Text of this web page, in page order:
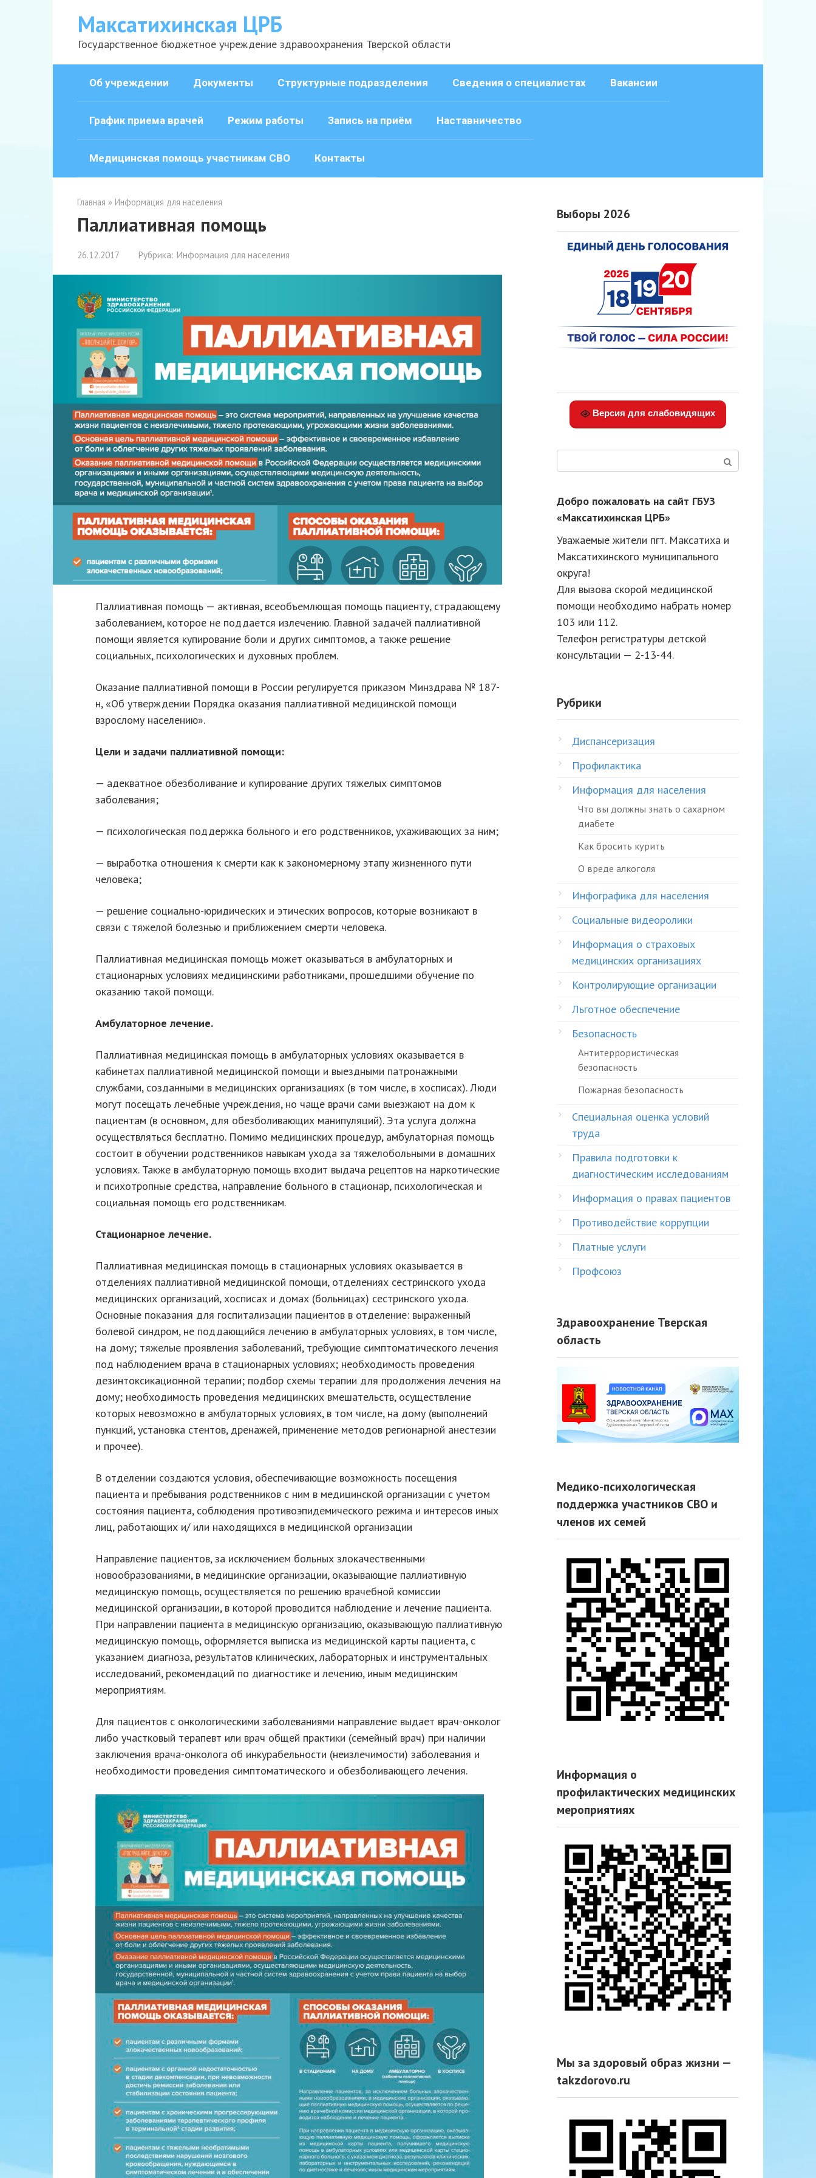
Максатихинская ЦРБ
Государственное бюджетное учреждение здравоохранения Тверской области
Об учреждении Документы Структурные подразделения Сведения о специалистах Вакансии
График приема врачей Режим работы Запись на приём Наставничество
Медицинская помощь участникам СВО Контакты
Главная » Информация для населения
Паллиативная помощь
26.12.2017 Рубрика: Информация для населения
Паллиативная помощь — активная, всеобъемлющая помощь пациенту, страдающему
заболеванием, которое не поддается излечению. Главной задачей паллиативной
помощи является купирование боли и других симптомов, а также решение
социальных, психологических и духовных проблем.
Оказание паллиативной помощи в России регулируется приказом Минздрава № 187-
н, «Об утверждении Порядка оказания паллиативной медицинской помощи
взрослому населению».
Цели и задачи паллиативной помощи:
— адекватное обезболивание и купирование других тяжелых симптомов
заболевания;
— психологическая поддержка больного и его родственников, ухаживающих за ним;
— выработка отношения к смерти как к закономерному этапу жизненного пути
человека;
— решение социально-юридических и этических вопросов, которые возникают в
связи с тяжелой болезнью и приближением смерти человека.
Паллиативная медицинская помощь может оказываться в амбулаторных и
стационарных условиях медицинскими работниками, прошедшими обучение по
оказанию такой помощи.
Амбулаторное лечение.
Паллиативная медицинская помощь в амбулаторных условиях оказывается в
кабинетах паллиативной медицинской помощи и выездными патронажными
службами, созданными в медицинских организациях (в том числе, в хосписах). Люди
могут посещать лечебные учреждения, но чаще врачи сами выезжают на дом к
пациентам (в основном, для обезболивающих манипуляций). Эта услуга должна
осуществляться бесплатно. Помимо медицинских процедур, амбулаторная помощь
состоит в обучении родственников навыкам ухода за тяжелобольными в домашних
условиях. Также в амбулаторную помощь входит выдача рецептов на наркотические
и психотропные средства, направление больного в стационар, психологическая и
социальная помощь его родственникам.
Стационарное лечение.
Паллиативная медицинская помощь в стационарных условиях оказывается в
отделениях паллиативной медицинской помощи, отделениях сестринского ухода
медицинских организаций, хосписах и домах (больницах) сестринского ухода.
Основные показания для госпитализации пациентов в отделение: выраженный
болевой синдром, не поддающийся лечению в амбулаторных условиях, в том числе,
на дому; тяжелые проявления заболеваний, требующие симптоматического лечения
под наблюдением врача в стационарных условиях; необходимость проведения
дезинтоксикационной терапии; подбор схемы терапии для продолжения лечения на
дому; необходимость проведения медицинских вмешательств, осуществление
которых невозможно в амбулаторных условиях, в том числе, на дому (выполнений
пункций, установка стентов, дренажей, применение методов регионарной анестезии
и прочее).
В отделении создаются условия, обеспечивающие возможность посещения
пациента и пребывания родственников с ним в медицинской организации с учетом
состояния пациента, соблюдения противоэпидемического режима и интересов иных
лиц, работающих и/ или находящихся в медицинской организации
Направление пациентов, за исключением больных злокачественными
новообразованиями, в медицинские организации, оказывающие паллиативную
медицинскую помощь, осуществляется по решению врачебной комиссии
медицинской организации, в которой проводится наблюдение и лечение пациента.
При направлении пациента в медицинскую организацию, оказывающую паллиативную
медицинскую помощь, оформляется выписка из медицинской карты пациента, с
указанием диагноза, результатов клинических, лабораторных и инструментальных
исследований, рекомендаций по диагностике и лечению, иным медицинским
мероприятиям.
Для пациентов с онкологическими заболеваниями направление выдает врач-онколог
либо участковый терапевт или врач общей практики (семейный врач) при наличии
заключения врача-онколога об инкурабельности (неизлечимости) заболевания и
необходимости проведения симптоматического и обезболивающего лечения.
Выборы 2026
Версия для слабовидящих
Добро пожаловать на сайт ГБУЗ
«Максатихинская ЦРБ»
Уважаемые жители пгт. Максатиха и
Максатихинского муниципального
округа!
Для вызова скорой медицинской
помощи необходимо набрать номер
103 или 112.
Телефон регистратуры детской
консультации — 2-13-44.
Рубрики
Диспансеризация
Профилактика
Информация для населения
Что вы должны знать о сахарном
диабете
Как бросить курить
О вреде алкоголя
Инфографика для населения
Социальные видеоролики
Информация о страховых
медицинских организациях
Контролирующие организации
Льготное обеспечение
Безопасность
Антитеррористическая
безопасность
Пожарная безопасность
Специальная оценка условий
труда
Правила подготовки к
диагностическим исследованиям
Информация о правах пациентов
Противодействие коррупции
Платные услуги
Профсоюз
Здравоохранение Тверская
область
Медико-психологическая
поддержка участников СВО и
членов их семей
Информация о
профилактических медицинских
мероприятиях
Мы за здоровый образ жизни —
takzdorovo.ru